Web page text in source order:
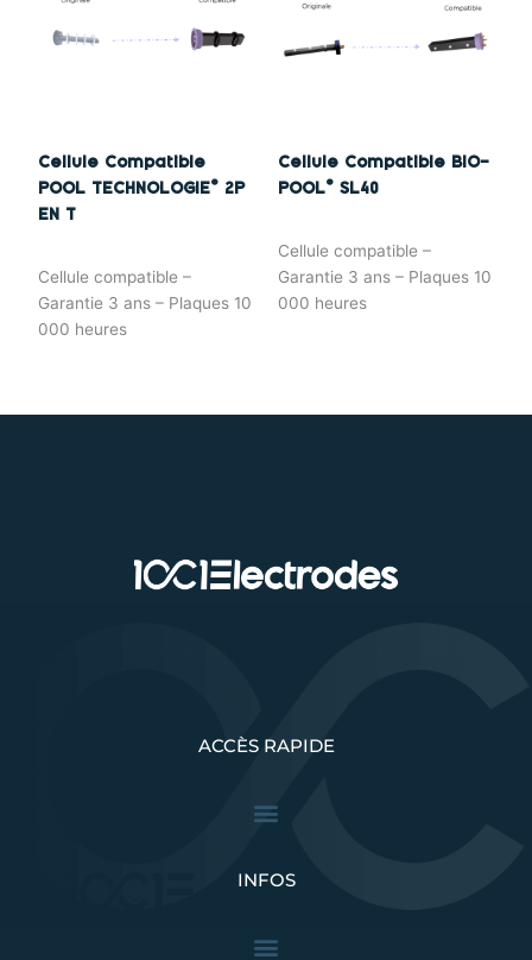
Cellule Compatible
POOL TECHNOLOGIE® 2P
EN T
Cellule compatible –
Garantie 3 ans – Plaques 10
000 heures
Cellule Compatible BIO-
POOL® SL40
Cellule compatible –
Garantie 3 ans – Plaques 10
000 heures
ACCÈS RAPIDE
INFOS